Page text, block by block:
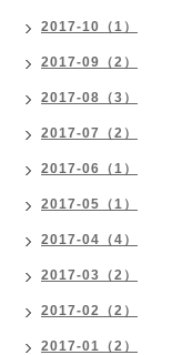
2017-10（1）
2017-09（2）
2017-08（3）
2017-07（2）
2017-06（1）
2017-05（1）
2017-04（4）
2017-03（2）
2017-02（2）
2017-01（2）